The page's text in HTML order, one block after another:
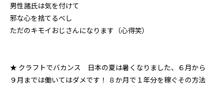
男性諸氏は気を付けて
邪な心を捨てるべし
ただのキモイおじさんになります（心得笑）
★ クラフトでバカンス 日本の夏は暑くなりました、６月から
９月までは働いてはダメです！ ８か月で１年分を稼ぐその方法